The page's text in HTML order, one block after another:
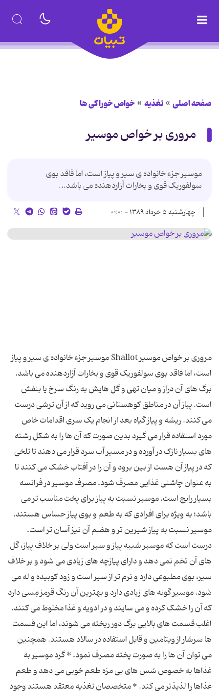
صفحه اصلی تغذیه خواص خوراكی ها
مروری بر خواص موسیر
موسیر جزء خانواده ی سیر و پیاز است، اما فاقد بوی
سولفوریک قوی و بخارات آزاردهنده می باشد...
چهارشنبه ۵ خرداد ۱۳۸۹ - ۰۰:۰۰
مروری بر خواص موسیر Shallot موسیر جزء خانواده ی سیر و پیاز
است، اما فاقد بوی سولفوریک قوی و بخارات آزاردهنده می باشد.
برگ های آن دراز و میان تهی و گل هایش به رنگ سرخ یا بنفش
است. پیاز آن در مناطق کوهستانی می روید که از آن ترشی درست
می کنند. ریشه و پیاز گیاه بعد از انجام یک سری اقدامات خاص
مورد استفاده قرار می گیرد بدین صورت که آن ها را به شکل رشته
های بسیار نازک در آورده و در مسیر آب سرد قرار می دهند تا تلخی
که در پیاز آن هست از بین برود و آن را در آفتاب خشک می کنند تا
به عنوان چاشنی غذایی مصرف شود. مصرف موسیر در فرانسه
بسیار رایج است. موسیر نسبت به پیاز برای پخت مناسب تر می
باشد؛ به ویژه برای افرادی که به طعم و بوی پیاز حساس هستند.
موسیر نسبت به پیاز شیرین تر و هضم آن نیز آسان تر است.
درست است که موسیر شبیه پیاز و سیر است ولی بر خلاف پیاز، گل
های آن تخم نمی دهد و دارای پیازچه های زیادی می شود و بر خلاف
سیر، بوی مطبوعی دارد و نرم تر از سیر است و زود کوبیده و له می
شود. موسیر گونه های زیادی دارد و بهترین آن رنگ قرمز مِسی دارد
که آن را خشک کرده و می سایند و در ادویه و غذا مخلوط می کنند.
اغلب قسمت های بالایی برگ دور ریخته می شوند، اما این قسمت
ها سرشار از ویتامین و قابل استفاده در سالاد هستند. همچنین
می توان آن ها را به صورت پخته مصرف نمود. * گرد موسیر به
غذاها به خصوص سُس های بی مزه طعم خوبی می دهد و طعم
غذاها را لذیذتر می کند. * متخصصان تغذیه معتقد هستند وجود